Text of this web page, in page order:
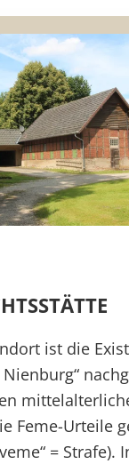
ist die
Feme-Urteile
= Strafe).